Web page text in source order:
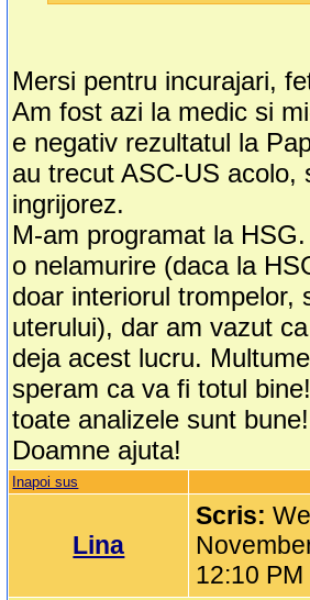
Mersi pentru incurajari,
Am fost azi la medic si
e negativ rezultatul la
au trecut ASC-US acolo,
ingrijorez.
M-am programat la
o nelamurire (daca la
doar interiorul trompelor,
uterului), dar am vazut
deja acest lucru.
speram ca va fi totul
toate analizele sunt bune!
Doamne ajuta!
Inapoi sus
Lina
Scris:
12:10 PM